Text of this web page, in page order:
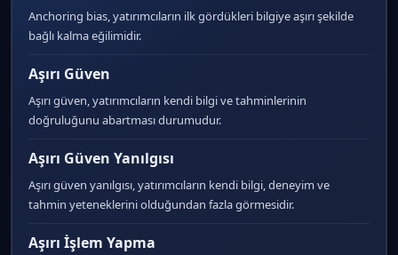
Anchoring bias, yatırımcıların ilk gördükleri bilgiye aşırı şekilde
bağlı kalma eğilimidir.
Aşırı Güven
Aşırı güven, yatırımcıların kendi bilgi ve tahminlerinin
doğruluğunu abartması durumudur.
Aşırı Güven Yanılgısı
Aşırı güven yanılgısı, yatırımcıların kendi bilgi, deneyim ve
tahmin yeteneklerini olduğundan fazla görmesidir.
Aşırı İşlem Yapma